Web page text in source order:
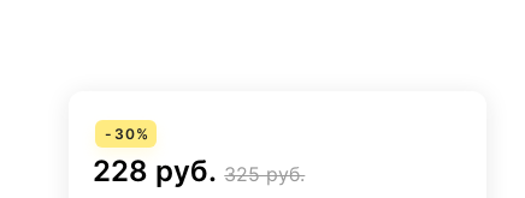
- 30%
228 руб. 325 руб.